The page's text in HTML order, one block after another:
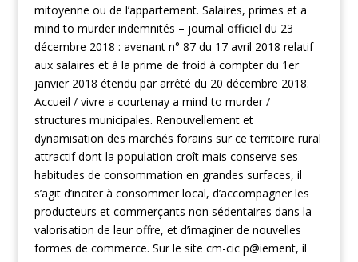
mitoyenne ou de l’appartement. Salaires, primes et a
mind to murder indemnités – journal officiel du 23
décembre 2018 : avenant n° 87 du 17 avril 2018 relatif
aux salaires et à la prime de froid à compter du 1er
janvier 2018 étendu par arrêté du 20 décembre 2018.
Accueil / vivre a courtenay a mind to murder /
structures municipales. Renouvellement et
dynamisation des marchés forains sur ce territoire rural
attractif dont la population croît mais conserve ses
habitudes de consommation en grandes surfaces, il
s’agit d’inciter à consommer local, d’accompagner les
producteurs et commerçants non sédentaires dans la
valorisation de leur offre, et d’imaginer de nouvelles
formes de commerce. Sur le site cm-cic p@iement, il